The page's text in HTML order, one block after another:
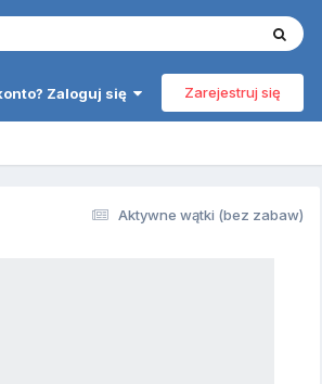
Zaloguj się Zarejestruj się
Aktywne wątki (bez zabaw)